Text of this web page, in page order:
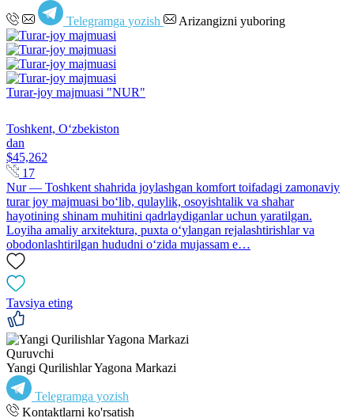
Telegramga yozish Arizangizni yuboring
Turar-joy majmuasi "NUR"
Toshkent, Oʻzbekiston
dan
$45,262
17
Nur — Toshkent shahrida joylashgan komfort toifadagi zamonaviy
turar joy majmuasi bo‘lib, qulaylik, osoyishtalik va shahar
hayotining shinam muhitini qadrlaydiganlar uchun yaratilgan.
Loyiha amaliy arxitektura, puxta o‘ylangan rejalashtirishlar va
obodonlashtirilgan hududni o‘zida mujassam e…
Tavsiya eting
Quruvchi
Yangi Qurilishlar Yagona Markazi
Telegramga yozish
Kontaktlarni ko'rsatish